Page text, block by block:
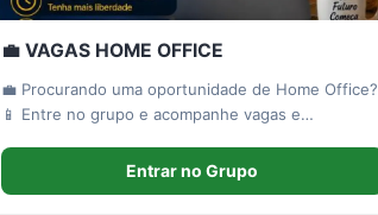
💼 VAGAS HOME OFFICE
💼 Procurando uma oportunidade de Home Office?
📱 Entre no grupo e acompanhe vagas e
casa, pelo celular. 🚀Entrar no Grupo